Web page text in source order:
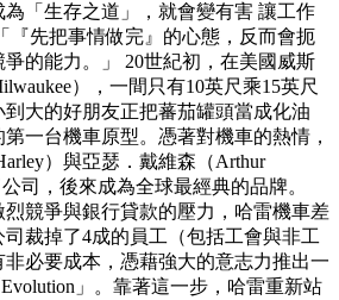
為「生存之道」，就會變有害 讓工作
『先把事情做完』的心態，反而會扼
的能力。」 20世紀初，在美國威斯
），一間只有10英尺乘15英尺
大的好朋友正把蕃茄罐頭當成化油
一台機車原型。憑著對機車的熱情，
）與亞瑟．戴維森（Arthur
司，後來成為全球最經典的品牌。
烈競爭與銀行貸款的壓力，哈雷機車差
裁掉了4成的員工（包括工會與非工
必要成本，憑藉強大的意志力推出一
」。靠著這一步，哈雷重新站